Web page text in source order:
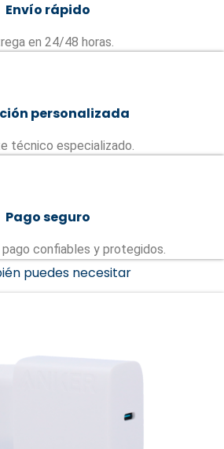
Envío rápido
en 24/48 horas.
personalizada
técnico especializado.
Pago seguro
confiables y protegidos.
puedes necesitar